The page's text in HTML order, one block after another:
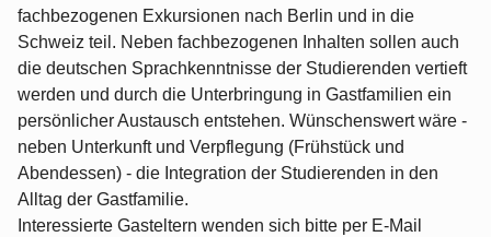
fachbezogenen Exkursionen nach Berlin und in die
Schweiz teil. Neben fachbezogenen Inhalten sollen auch
die deutschen Sprachkenntnisse der Studierenden vertieft
werden und durch die Unterbringung in Gastfamilien ein
persönlicher Austausch entstehen. Wünschenswert wäre -
neben Unterkunft und Verpflegung (Frühstück und
Abendessen) - die Integration der Studierenden in den
Alltag der Gastfamilie.
Interessierte Gasteltern wenden sich bitte per E-Mail